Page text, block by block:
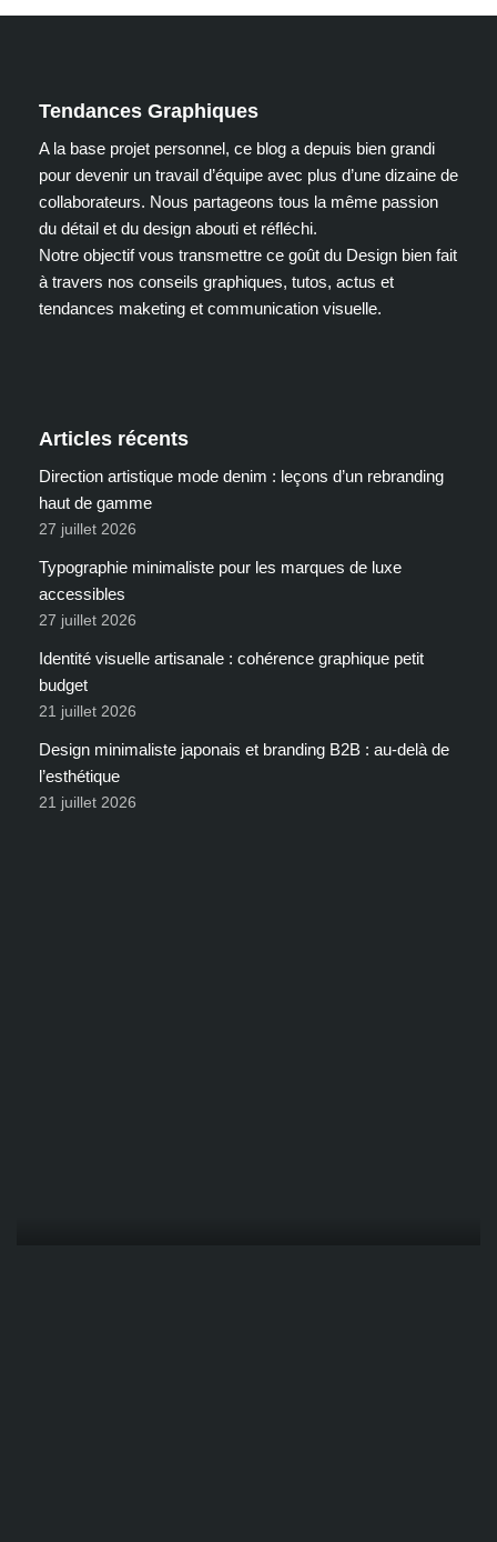
Tendances Graphiques
A la base projet personnel, ce blog a depuis bien grandi
pour devenir un travail d’équipe avec plus d’une dizaine de
collaborateurs. Nous partageons tous la même passion
du détail et du design abouti et réfléchi.
Notre objectif vous transmettre ce goût du Design bien fait
à travers nos conseils graphiques, tutos, actus et
tendances maketing et communication visuelle.
Articles récents
Direction artistique mode denim : leçons d’un rebranding
haut de gamme
27 juillet 2026
Typographie minimaliste pour les marques de luxe
accessibles
27 juillet 2026
Identité visuelle artisanale : cohérence graphique petit
budget
21 juillet 2026
Design minimaliste japonais et branding B2B : au-delà de
l’esthétique
21 juillet 2026